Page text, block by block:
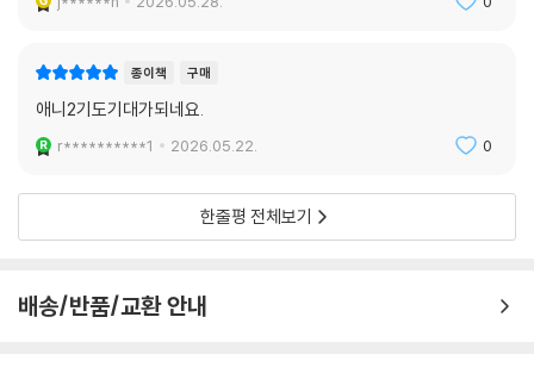
종이책 구매
애니2기도기대가되네요.
r**********1 2026.05.22. 0
한줄평 전체보기
배송/반품/교환 안내